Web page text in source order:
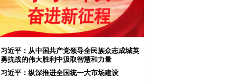
习近平：从中国共产党领导全民族众志成城英
勇抗战的伟大胜利中汲取智慧和力量
习近平：纵深推进全国统一大市场建设